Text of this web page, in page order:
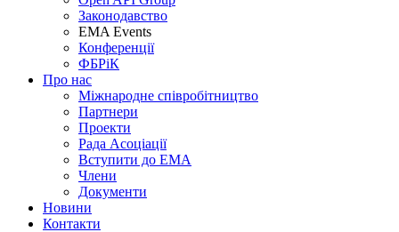
Законодавство
EMA Events
Конференції
ФБРіК
Про нас
Міжнародне співробітництво
Партнери
Проекти
Рада Асоціації
Вступити до ЕМА
Члени
Документи
Новини
Контакти